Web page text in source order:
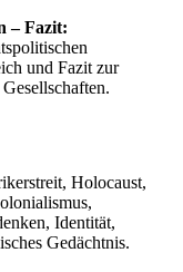
– Fazit:
und Fazit zur
Holocaust,
Identität,
Gedächtnis.